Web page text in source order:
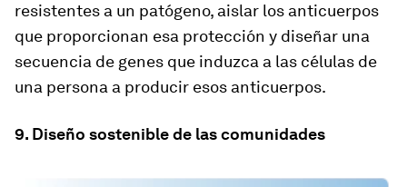
resistentes a un patógeno, aislar los anticuerpos
que proporcionan esa protección y diseñar una
secuencia de genes que induzca a las células de
una persona a producir esos anticuerpos.
9. Diseño sostenible de las comunidades